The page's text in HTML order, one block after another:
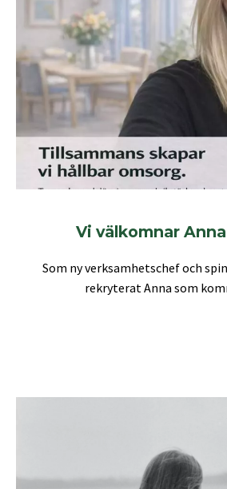
Vi välkomnar
Som ny verksamhetschef och
rekryterat Anna som